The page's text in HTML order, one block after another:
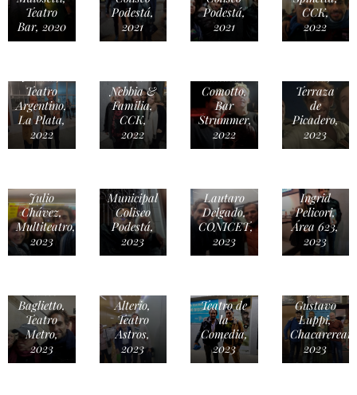
Teatro
Bar, 2020
Podestá,
2021
Podestá,
2021
CCK,
2022
Teatro
Argentino,
La Plata,
2022
Nebbia &
Familia,
CCK,
2022
Comotto,
Bar
Strummer,
2022
Julieta
Terraza
de
Picadero,
2023
Julio
Chávez,
Multiteatro,
2023
Municipal
Coliseo
Podestá,
2023
Lautaro
Delgado,
CONICET,
2023
Ingrid
Pelicori,
Área 623,
2023
Baglietto,
Teatro
Metro,
2023
Alterio,
Teatro
Astros,
2023
Teatro de
la
Comedia,
2023
Gustavo
Luppi,
Chacarerean,
2023